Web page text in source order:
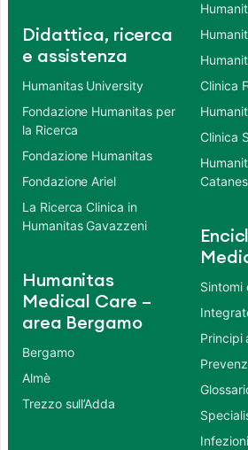
Didattica, ricerca
e assistenza
Humanitas University
Fondazione Humanitas per
la Ricerca
Fondazione Humanitas
Fondazione Ariel
La Ricerca Clinica in
Humanitas Gavazzeni
Humanitas
Medical Care –
area Bergamo
Bergamo
Almè
Trezzo sull’Adda
Clinica
Clinica
Sintomi
Principi
Infezioni